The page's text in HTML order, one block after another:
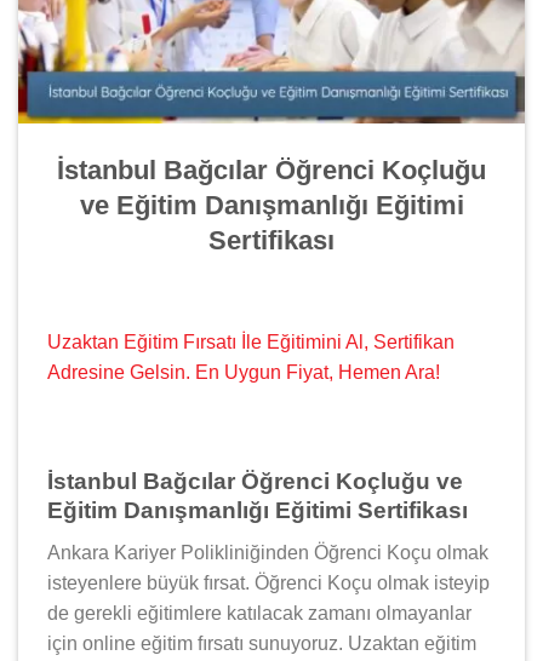
İstanbul Bağcılar Öğrenci Koçluğu
ve Eğitim Danışmanlığı Eğitimi
Sertifikası
Uzaktan Eğitim Fırsatı İle Eğitimini Al, Sertifikan
Adresine Gelsin. En Uygun Fiyat, Hemen Ara!
İstanbul Bağcılar Öğrenci Koçluğu ve
Eğitim Danışmanlığı Eğitimi Sertifikası
Ankara Kariyer Polikliniğinden Öğrenci Koçu olmak
isteyenlere büyük fırsat. Öğrenci Koçu olmak isteyip
de gerekli eğitimlere katılacak zamanı olmayanlar
için online eğitim fırsatı sunuyoruz. Uzaktan eğitim